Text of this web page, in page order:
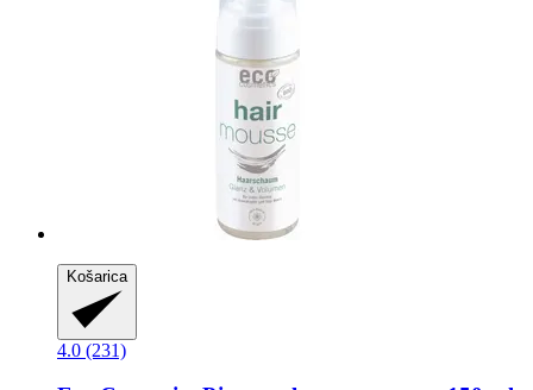
Košarica
4.0 (231)